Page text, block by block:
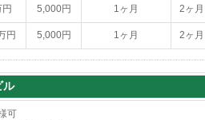
5,000円 1ヶ月 2ヶ月
円 5,000円 1ヶ月 2ヶ月
ル
可